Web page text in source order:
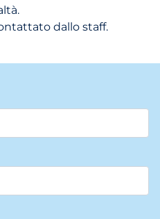
dallo staff.